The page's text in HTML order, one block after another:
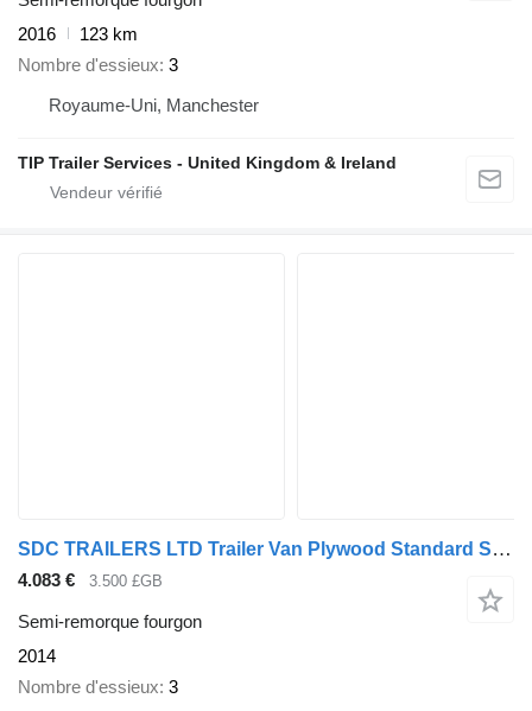
2016
123 km
Nombre d'essieux 3
Royaume-Uni, Manchester
TIP Trailer Services - United Kingdom & Ireland
SDC TRAILERS LTD Trailer Van Plywood Standard Straight
4.083 € 3.500 £GB
Semi-remorque fourgon
2014
Nombre d'essieux 3